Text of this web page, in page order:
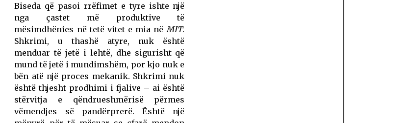
Biseda që pasoi rrëfimet e tyre ishte një
nga çastet më produktive të
mësimdhënies në tetë vitet e mia në MIT.
Shkrimi, u thashë atyre, nuk është
menduar të jetë i lehtë, dhe sigurisht që
mund të jetë i mundimshëm, por kjo nuk e
bën atë një proces mekanik. Shkrimi nuk
është thjesht prodhimi i fjalive – ai është
stërvitja e qëndrueshmërisë përmes
vëmendjes së pandërprerë. Është një